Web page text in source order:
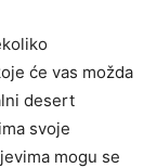
će vas možda
desert
svoje
mogu se